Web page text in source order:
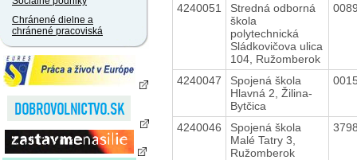
Chránené dielne a
chránené pracoviská
4240051
Stredná odborná
škola
polytechnická
Sládkovičova ulica
104, Ružomberok
4240047
Spojená škola
Hlavná 2, Žilina-
Bytčica
4240046
Spojená škola
Malé Tatry 3,
Ružomberok